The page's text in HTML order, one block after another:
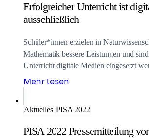
Erfolgreicher Unterricht ist
ausschließlich
Schüler*innen erzielen in
Mathematik bessere Leistungen und
Unterricht digitale Medien eingesetzt
Mehr lesen
Aktuelles PISA 2022
PISA 2022 Pressemitteilung